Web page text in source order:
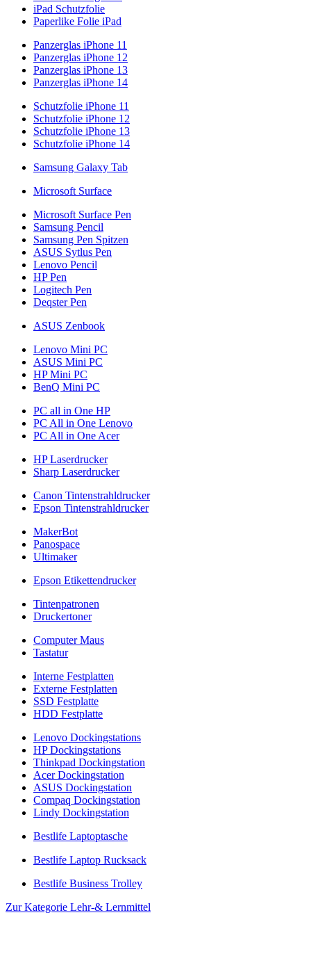
iPad Schutzfolie
Paperlike Folie iPad
Panzerglas iPhone 11
Panzerglas iPhone 12
Panzerglas iPhone 13
Panzerglas iPhone 14
Schutzfolie iPhone 11
Schutzfolie iPhone 12
Schutzfolie iPhone 13
Schutzfolie iPhone 14
Samsung Galaxy Tab
Microsoft Surface
Microsoft Surface Pen
Samsung Pencil
Samsung Pen Spitzen
ASUS Sytlus Pen
Lenovo Pencil
HP Pen
Logitech Pen
Deqster Pen
ASUS Zenbook
Lenovo Mini PC
ASUS Mini PC
HP Mini PC
BenQ Mini PC
PC all in One HP
PC All in One Lenovo
PC All in One Acer
HP Laserdrucker
Sharp Laserdrucker
Canon Tintenstrahldrucker
Epson Tintenstrahldrucker
MakerBot
Panospace
Ultimaker
Epson Etikettendrucker
Tintenpatronen
Druckertoner
Computer Maus
Tastatur
Interne Festplatten
Externe Festplatten
SSD Festplatte
HDD Festplatte
Lenovo Dockingstations
HP Dockingstations
Thinkpad Dockingstation
Acer Dockingstation
ASUS Dockingstation
Compaq Dockingstation
Lindy Dockingstation
Bestlife Laptoptasche
Bestlife Laptop Rucksack
Bestlife Business Trolley
Zur Kategorie Lehr-& Lernmittel